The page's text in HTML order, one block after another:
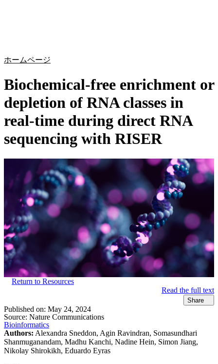
ホームページ
Biochemical-free enrichment or
depletion of RNA classes in
real-time during direct RNA
sequencing with RISER
Return to Resources
Read the full text
Share
Published on: May 24, 2024
Source: Nature Communications
Bioinformatics
Authors: Alexandra Sneddon, Agin Ravindran, Somasundhari
Shanmuganandam, Madhu Kanchi, Nadine Hein, Simon Jiang,
Nikolay Shirokikh, Eduardo Eyras